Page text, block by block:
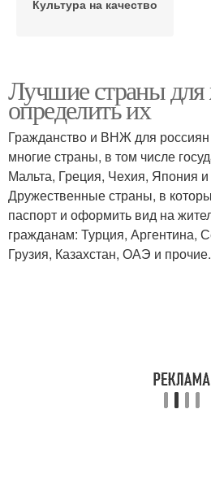
Культура на качество
Лучшие страны
определить их
Гражданство и ВНЖ для
многие страны, в том числе
Мальта, Греция, Чехия, Япония и
Дружественные страны, в
паспорт и оформить вид на
гражданам: Турция, Аргентина,
Грузия, Казахстан, ОАЭ и прочие.